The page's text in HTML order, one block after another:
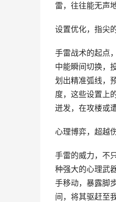
雷，往往能无声
设置优化，指尖
手雷战术的起点
中能瞬间切换，
划出精准弧线，
度，这些设置上
迸发，在攻楼或
心理博弈，超越
手雷的威力，不
种强大的心理武
手移动，暴露脚
间，将其驱赶至